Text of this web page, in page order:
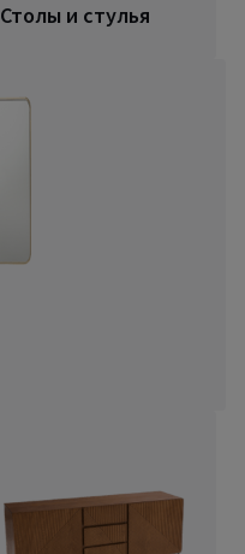
Столы и стулья